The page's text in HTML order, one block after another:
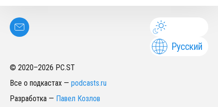
Русский
© 2020–2026 PC.ST
Все о подкастах — podcasts.ru
Разработка — Павел Козлов